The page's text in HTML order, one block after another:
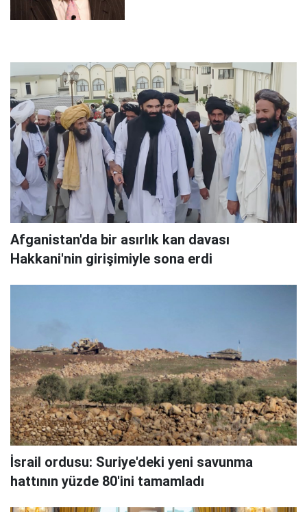
Afganistan'da bir asırlık kan davası
Hakkani'nin girişimiyle sona erdi
İsrail ordusu: Suriye'deki yeni savunma
hattının yüzde 80'ini tamamladı